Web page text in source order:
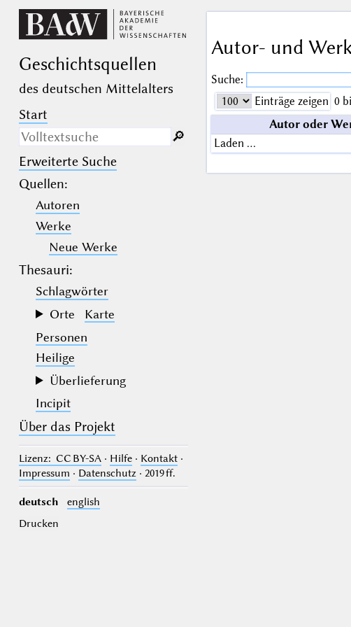
Geschichts­quellen
des deutschen Mittelalters
Start
Nur in Beschreibungs­texten
suchen
(der Unterstrich) ist Platzhalter für
genau ein Zeichen.
(das Prozentzeichen) ist Platzhalter
für kein, ein oder mehr als ein
Zeichen.
🔎︎
Erweiterte Suche
Quellen:
Autoren
Werke
Neue Werke
Thesauri:
Schlagwörter
Orte
Karte
Personen
Heilige
Überlieferung
Incipit
Über das Projekt
Lizenz: CC BY-SA· Hilfe· Kontakt·
Impressum · Datenschutz· 2019 ff.
deutsch
english
Drucken
Autor- und
Suche:
Einträge zeigen 0
Autor oder
Laden …